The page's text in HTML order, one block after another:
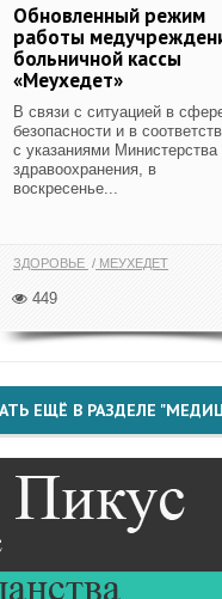
Обновленный режим
работы
больничной кассы
«Меухедет»
В связи с ситуацией в
безопасности и в
с указаниями Министерства
здравоохранения, в
воскресенье...
ЗДОРОВЬЕ МЕУХЕДЕТ
449
ЕЩЁ В РАЗДЕЛЕ